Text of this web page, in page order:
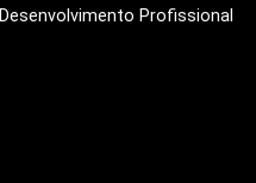
Desenvolvimento Profissional